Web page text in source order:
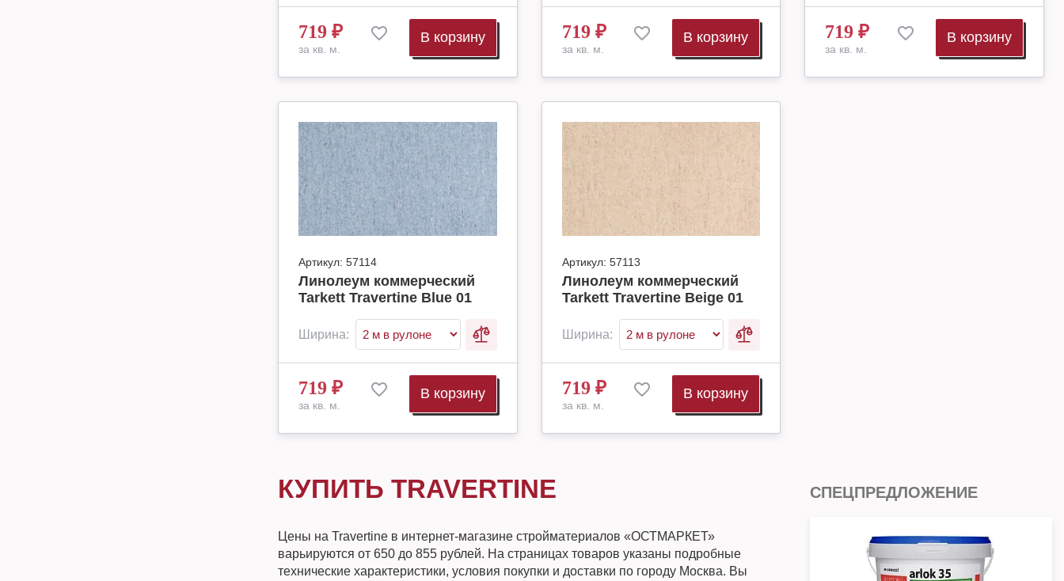
719 ₽
за кв. м.
В корзину 719₽
за кв. м.
В корзину 719 ₽
за кв. м.
В корзину
Артикул: 57114
Линолеум коммерческий
Tarkett Travertine Blue 01
Ширина:
719 ₽
за кв. м.
В корзину
Артикул: 57113
Линолеум коммерческий
Tarkett Travertine Beige 01
Ширина:
719₽
за кв. м.
В корзину
КУПИТЬ TRAVERTINE
Цены на Travertine в интернет-магазине стройматериалов «ОСТМАРКЕТ»
варьируются от 650 до 855 рублей. На страницах товаров указаны подробные
технические характеристики, условия покупки и доставки по городу Москва. Вы
СПЕЦПРЕДЛОЖЕНИЕ